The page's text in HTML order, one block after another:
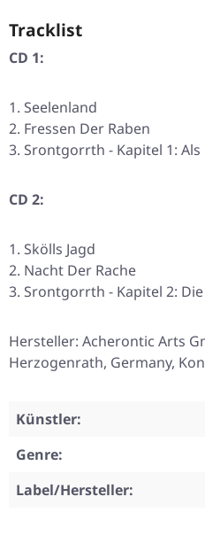
Tracklist
CD 1:
Seelenland
Fressen Der Raben
Srontgorrth - Kapitel 1: Als
CD 2:
Skölls Jagd
Nacht Der Rache
Srontgorrth - Kapitel 2:
Hersteller: Acherontic Arts
Herzogenrath, Germany,
Künstler:
Genre:
Label/Hersteller: